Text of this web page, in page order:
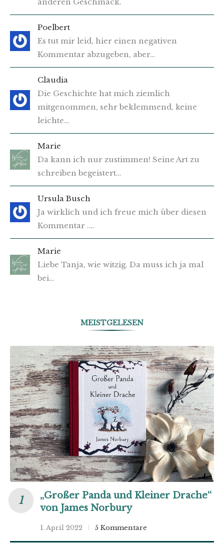
Poelbert
Es tut mir leid, hier einen negativen
Kommentar abzugeben, aber…
Claudia
Die Geschichte hat mich ziemlich
mitgenommen, sehr beklemmend, keine
leichte…
Marie
Da kann ich nur zustimmen! Seine Art zu
schreiben begeistert…
Ursula Busch
Ja wirklich und ich freue mich über diesen
Kommentar .…
Marie
Liebe Tanja, wie witzig. Da muss ich ja mal
bei…
MEISTGELESEN
„Großer Panda und Kleiner Drache“
von James Norbury
1. April 2022 5 Kommentare